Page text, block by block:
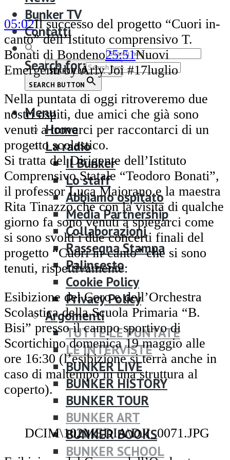
Contatti
Search for:
SEARCH BUTTON
Bunker TV
Contatti
Search for:
SEARCH BUTTON
Menu
Home
La radio
Il Bunker
Lo staff
Abbiamo ospitato
Media Partnership
Collaborazioni
Rassegna Stampa
Palinsesto
Cookie Policy
Privacy Policy
Argomenti
TUTTE LE PUNTATE
LE INTERVISTE
BUNKER LIVE
BUNKER HISTORY
BUNKER TOUR
BUNKER ART
BUNKER BOOKS
BUNKER SCHOOL
05:02Il successo del progetto “Cuori in-
canto” dell’Istituto comprensivo T.
Bonati di Bondeno25:51Nuovi
Emergenti by Arly Joi #17luglio
Nella puntata di oggi ritroveremo due
nostri ospiti, due amici che già sono
venuti a trovarci per raccontarci di un
progetto scolastico.
Si tratta del Dirigente dell’Istituto
Comprensivo Statale “Teodoro Bonati”,
il professor Luca Maiorano e la maestra
Rita Tinazzo che con la visita di qualche
giorno fa sono venuti a spiegarci come
si sono svolti i due concerti finali del
progetto “Cuori in-canto” che si sono
tenuti, rispettivamente:
Esibizione del Coro e dell’Orchestra
Scolastica della Scuola Primaria “B.
Bisi” presso il campo sportivo di
Scortichino domenica 19 maggio alle
ore 16:30 (l’esibizione si terrà anche in
caso di maltempo in una struttura al
coperto).
DCIM\102MEDIA\DJI_0071.JPG